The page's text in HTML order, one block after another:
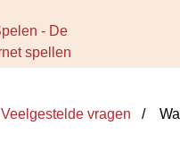
Veelgestelde vragen